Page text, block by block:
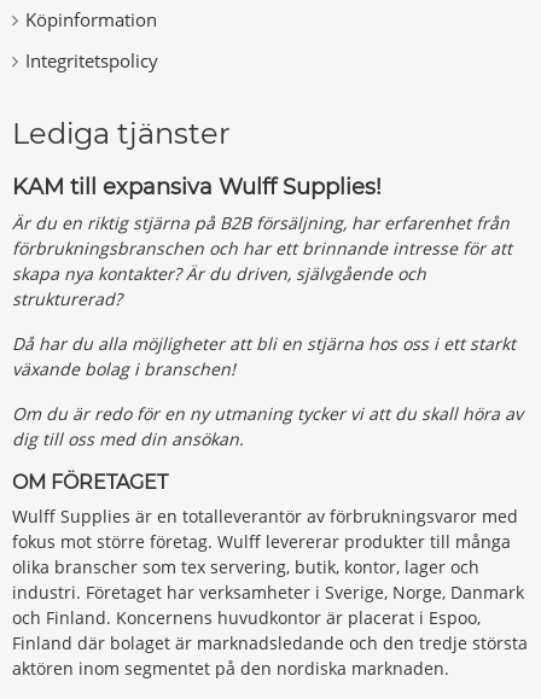
Köpinformation
Integritetspolicy
Lediga tjänster
KAM till expansiva Wulff Supplies!
Är du en riktig stjärna på B2B försäljning, har erfarenhet från
förbrukningsbranschen och har ett brinnande intresse för att
skapa nya kontakter? Är du driven, självgående och
strukturerad?
Då har du alla möjligheter att bli en stjärna hos oss i ett starkt
växande bolag i branschen!
Om du är redo för en ny utmaning tycker vi att du skall höra av
dig till oss med din ansökan.
OM FÖRETAGET
Wulff Supplies är en totalleverantör av förbrukningsvaror med
fokus mot större företag. Wulff levererar produkter till många
olika branscher som tex servering, butik, kontor, lager och
industri. Företaget har verksamheter i Sverige, Norge, Danmark
och Finland. Koncernens huvudkontor är placerat i Espoo,
Finland där bolaget är marknadsledande och den tredje största
aktören inom segmentet på den nordiska marknaden.